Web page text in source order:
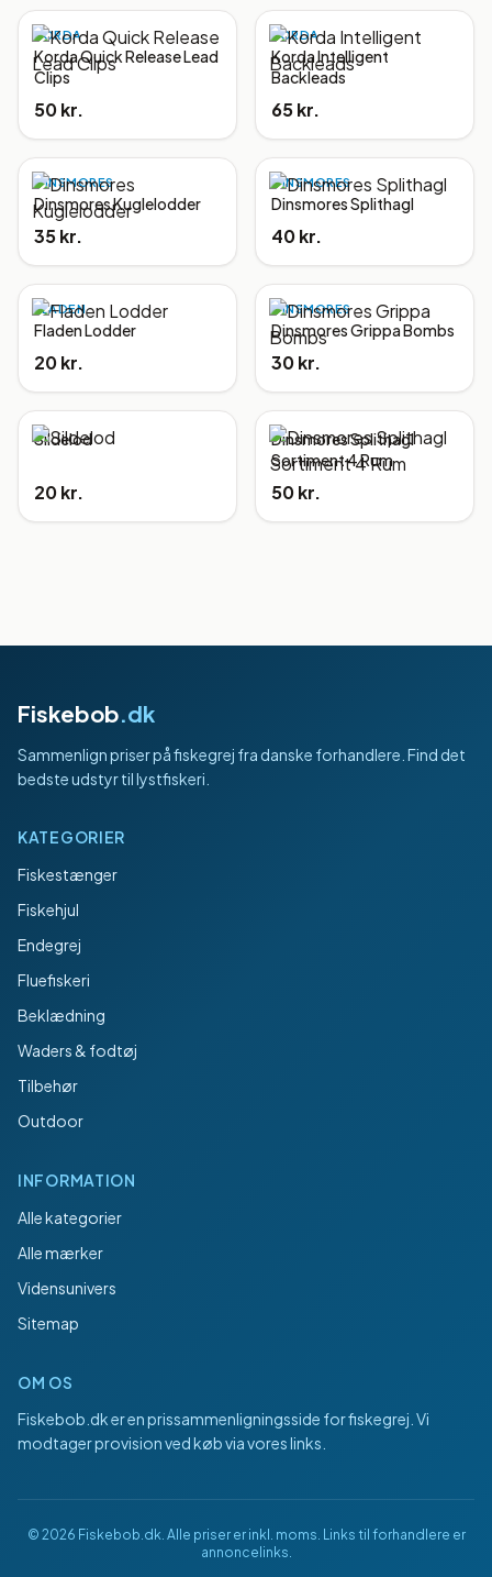
KORDA
Korda Quick Release Lead
Clips
50 kr.
KORDA
Korda Intelligent
Backleads
65 kr.
DINSMORES
Dinsmores Kuglelodder
35 kr.
DINSMORES
Dinsmores Splithagl
40 kr.
FLADEN
Fladen Lodder
20 kr.
DINSMORES
Dinsmores Grippa Bombs
30 kr.
Sildelod
20 kr.
Dinsmores Splithagl
Sortiment 4 Rum
50 kr.
Fiskebob.dk
Sammenlign priser på fiskegrej fra danske forhandlere. Find det
bedste udstyr til lystfiskeri.
KATEGORIER
Fiskestænger
Fiskehjul
Endegrej
Fluefiskeri
Beklædning
Waders & fodtøj
Tilbehør
Outdoor
INFORMATION
Alle kategorier
Alle mærker
Vidensunivers
Sitemap
OM OS
Fiskebob.dker en prissammenligningsside for fiskegrej. Vi
modtager provision ved køb via vores links.
© 2026 Fiskebob.dk. Alle priser er inkl. moms. Links til forhandlere er
annoncelinks.